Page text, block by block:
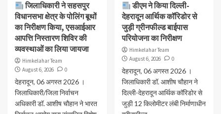
जिलाधिकारी ने सहसपुर
विधानसभा क्षेत्र के पोलिंग बूथों
का निरीक्षण किया, एसआईआर
आपत्ति निस्तारण शिविर की
व्यवस्थाओं का लिया जायजा
Himkelahar Team
August 6, 2026
0
देहरादून, 06 अगस्त 2026 ।
जिलाधिकारी/जिला निर्वाचन
अधिकारी डॉ. आशीष चौहान ने भारत
डीएम ने किया दिल्ली-
देहरादून आर्थिक कॉरिडोर से
जुड़ी ग्रीनफील्ड बाईपास
परियोजना का निरीक्षण
Himkelahar Team
August 6, 2026
0
देहरादून, 06 अगस्त 2026 ।
जिलाधिकारी डॉ. आशीष चौहान ने
दिल्ली-देहरादून आर्थिक कॉरिडोर से
जुड़ी 12 किलोमीटर लंबी निर्माणाधीन